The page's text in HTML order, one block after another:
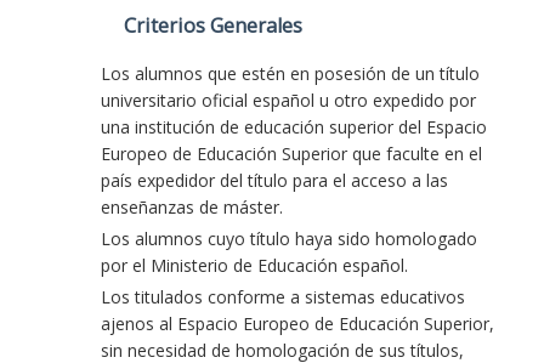
Criterios Generales
Los alumnos que estén en posesión de un título
universitario oficial español u otro expedido por
una institución de educación superior del Espacio
Europeo de Educación Superior que faculte en el
país expedidor del título para el acceso a las
enseñanzas de máster.
Los alumnos cuyo título haya sido homologado
por el Ministerio de Educación español.
Los titulados conforme a sistemas educativos
ajenos al Espacio Europeo de Educación Superior,
sin necesidad de homologación de sus títulos,